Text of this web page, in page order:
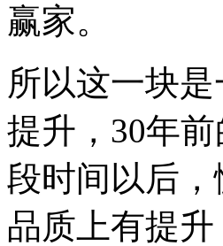
赢家。
所以这一块
提升，30年
段时间以后
品质上有提